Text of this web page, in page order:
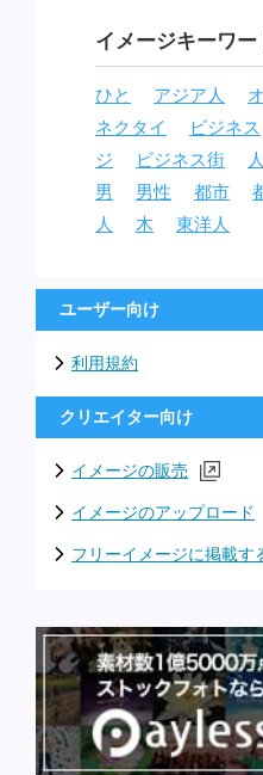
イメージキーワー
ひと アジア人
ネクタイ
ビジネス
ジ
ビジネス街 人
男
男性 都市
人
木 東洋人
ユーザー向け
利用規約
クリエイター向け
イメージの販売
イメージのアップロード
フリーイメージに掲載す